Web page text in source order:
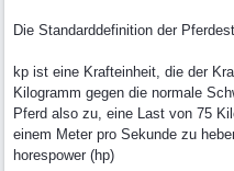
Die Standarddefinition der
kp ist eine Krafteinheit, die der
Kilogramm gegen die normale
Pferd also zu, eine Last von 75
einem Meter pro Sekunde zu
horespower (hp)